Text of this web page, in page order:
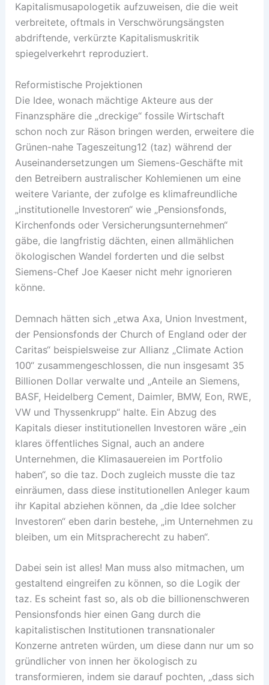
Kapitalismusapologetik aufzuweisen, die die weit
verbreitete, oftmals in Verschwörungsängsten
abdriftende, verkürzte Kapitalismuskritik
spiegelverkehrt reproduziert.
Reformistische Projektionen
Die Idee, wonach mächtige Akteure aus der
Finanzsphäre die „dreckige“ fossile Wirtschaft
schon noch zur Räson bringen werden, erweitere die
Grünen-nahe Tageszeitung12 (taz) während der
Auseinandersetzungen um Siemens-Geschäfte mit
den Betreibern australischer Kohlemienen um eine
weitere Variante, der zufolge es klimafreundliche
„institutionelle Investoren“ wie „Pensionsfonds,
Kirchenfonds oder Versicherungsunternehmen“
gäbe, die langfristig dächten, einen allmählichen
ökologischen Wandel forderten und die selbst
Siemens-Chef Joe Kaeser nicht mehr ignorieren
könne.
Demnach hätten sich „etwa Axa, Union Investment,
der Pensionsfonds der Church of England oder der
Caritas“ beispielsweise zur Allianz „Climate Action
100“ zusammengeschlossen, die nun insgesamt 35
Billionen Dollar verwalte und „Anteile an Siemens,
BASF, Heidelberg Cement, Daimler, BMW, Eon, RWE,
VW und Thyssenkrupp“ halte. Ein Abzug des
Kapitals dieser institutionellen Investoren wäre „ein
klares öffentliches Signal, auch an andere
Unternehmen, die Klimasauereien im Portfolio
haben“, so die taz. Doch zugleich musste die taz
einräumen, dass diese institutionellen Anleger kaum
ihr Kapital abziehen können, da „die Idee solcher
Investoren“ eben darin bestehe, „im Unternehmen zu
bleiben, um ein Mitspracherecht zu haben“.
Dabei sein ist alles! Man muss also mitmachen, um
gestaltend eingreifen zu können, so die Logik der
taz. Es scheint fast so, als ob die billionenschweren
Pensionsfonds hier einen Gang durch die
kapitalistischen Institutionen transnationaler
Konzerne antreten würden, um diese dann nur um so
gründlicher von innen her ökologisch zu
transformieren, indem sie darauf pochten, „dass sich